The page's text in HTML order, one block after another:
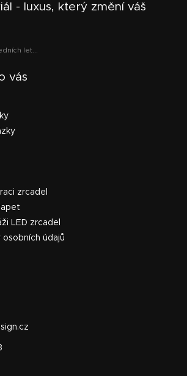
- luxus, který změní váš
let...
vás
zrcadel
LED zrcadel
osobních údajů